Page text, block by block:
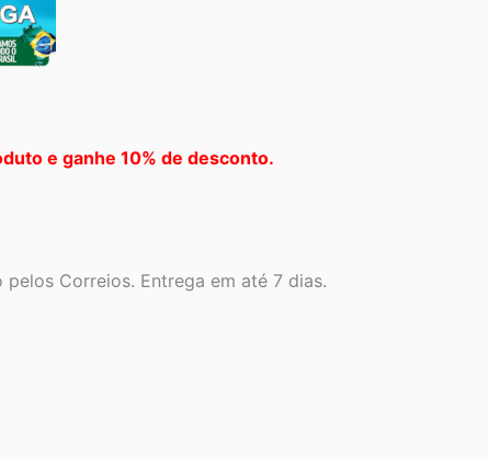
e ganhe 10% de desconto.
pelos Correios. Entrega em até 7 dias.